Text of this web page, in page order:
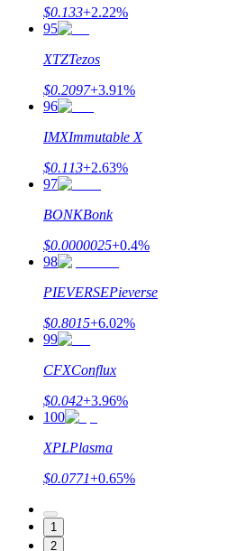
$0.133+2.22%
95
XTZTezos
$0.2097+3.91%
96
IMXImmutable X
$0.113+2.63%
97
BONKBonk
$0.0000025+0.4%
98
PIEVERSEPieverse
$0.8015+6.02%
99
CFXConflux
$0.042+3.96%
100
XPLPlasma
$0.0771+0.65%
1
2